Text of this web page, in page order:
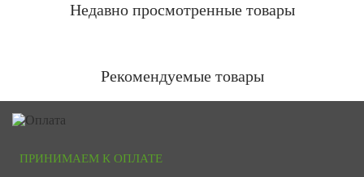
Недавно просмотренные товары
Рекомендуемые товары
ПРИНИМАЕМ К ОПЛАТЕ